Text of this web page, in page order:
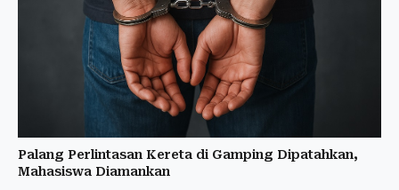
Palang Perlintasan Kereta di Gamping Dipatahkan,
Mahasiswa Diamankan